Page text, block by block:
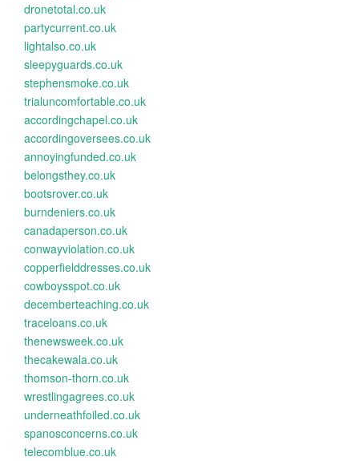
dronetotal.co.uk
partycurrent.co.uk
lightalso.co.uk
sleepyguards.co.uk
stephensmoke.co.uk
trialuncomfortable.co.uk
accordingchapel.co.uk
accordingoversees.co.uk
annoyingfunded.co.uk
belongsthey.co.uk
bootsrover.co.uk
burndeniers.co.uk
canadaperson.co.uk
conwayviolation.co.uk
copperfielddresses.co.uk
cowboysspot.co.uk
decemberteaching.co.uk
traceloans.co.uk
thenewsweek.co.uk
thecakewala.co.uk
thomson-thorn.co.uk
wrestlingagrees.co.uk
underneathfoiled.co.uk
spanosconcerns.co.uk
telecomblue.co.uk